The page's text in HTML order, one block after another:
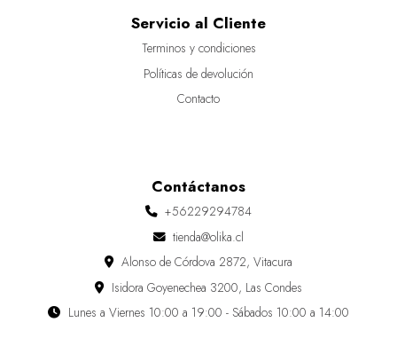
Servicio al Cliente
Terminos y condiciones
Políticas de devolución
Contacto
Contáctanos
+56229294784
tienda@olika.cl
Alonso de Córdova 2872, Vitacura
Isidora Goyenechea 3200, Las Condes
Lunes a Viernes 10:00 a 19:00 - Sábados 10:00 a 14:00